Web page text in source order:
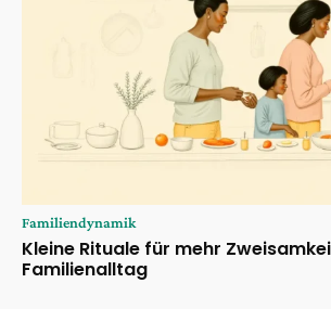
Familiendynamik
Kleine Rituale für mehr
Familienalltag